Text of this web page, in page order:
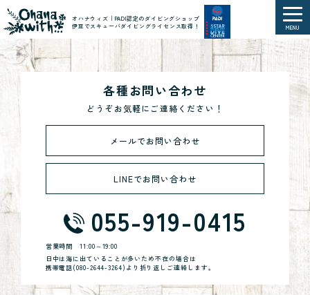
オハナウィズ｜PADI認定のダイビングショップ
伊豆でスキューバダイビングライセンス取得！
MENU
各種お問い合わせ
どうぞお気軽にご連絡ください！
メールでお問い合わせ
LINEでお問い合わせ
055-919-0415
営業時間11:00～19:00
日中は海に出ていることが多いため不在の場合は
携帯電話(080-2644-3264)より折り返しご連絡します。